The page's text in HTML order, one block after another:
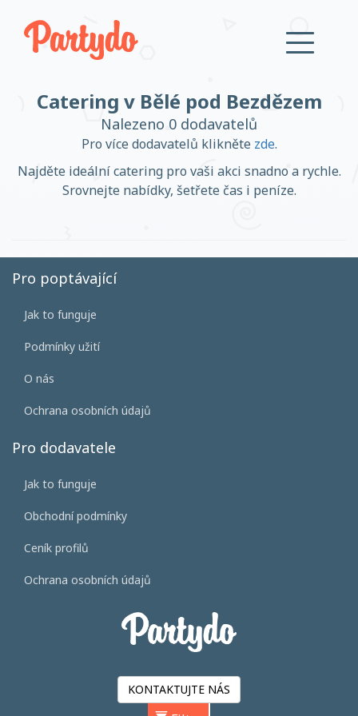
Založit účet
Přihlásit se
Založit účet
Catering v Bělé pod Bezdězem
Nalezeno 0 dodavatelů
Pro více dodavatelů klikněte zde.
Najděte ideální catering pro vaši akci snadno a rychle.
Srovnejte nabídky, šetřete čas i peníze.
Pro poptávající
Jak to funguje
Podmínky užití
O nás
Ochrana osobních údajů
Pro dodavatele
Jak to funguje
Obchodní podmínky
Ceník profilů
Ochrana osobních údajů
KONTAKTUJTE NÁS